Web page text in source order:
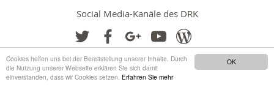
OK
Cookies helfen uns bei der Bereitstellung unserer Inhalte. Durch
die Nutzung unserer Webseite erklären Sie sich damit
einverstanden, dass wir Cookies setzen. Erfahren Sie mehr
Social Media-Kanäle des DRK